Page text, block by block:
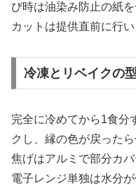
び時は油染み防止の紙を
カットは提供直前に行
冷凍とリベイクの型
完全に冷めてから1食分
クし、縁の色が戻った
焦げはアルミで部分カバ
電子レンジ単独は水分